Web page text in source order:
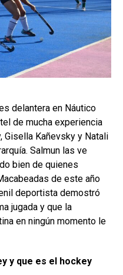
delantera en Náutico
de mucha experiencia
Gisella Kañevsky y Natali
Salmun las ve
bien de quienes
de este año
deportista demostró
jugada y que la
en ningún momento le
y que es el hockey